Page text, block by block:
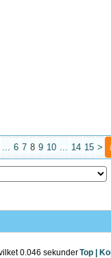
... 6 7 8 9 10 ... 14 15 >
Top |
0.046 sekunder